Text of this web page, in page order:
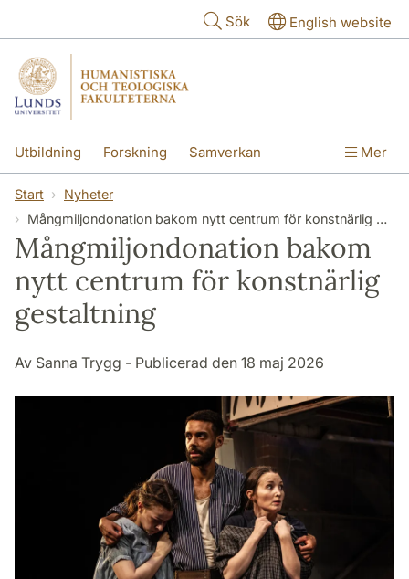
Sök English website
Utbildning Forskning Samverkan
Kontakt Om fakulteterna
Mer
Start
Nyheter
Mång­miljon­donation bakom nytt centrum för konstnärlig gestaltning
Mång­miljon­donation bakom
nytt centrum för konstnärlig
gestaltning
Av Sanna Trygg - Publicerad den 18 maj 2026